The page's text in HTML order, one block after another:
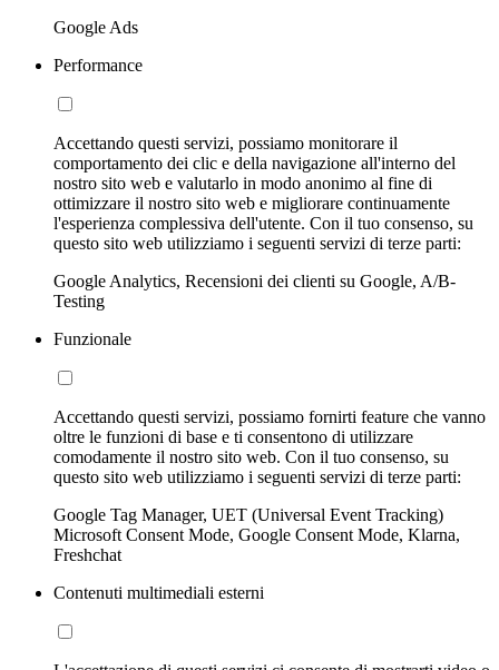
Google Ads
Performance
Accettando questi servizi, possiamo monitorare il
comportamento dei clic e della navigazione all'interno del
nostro sito web e valutarlo in modo anonimo al fine di
ottimizzare il nostro sito web e migliorare continuamente
l'esperienza complessiva dell'utente. Con il tuo consenso, su
questo sito web utilizziamo i seguenti servizi di terze parti:
Google Analytics, Recensioni dei clienti su Google, A/B-
Testing
Funzionale
Accettando questi servizi, possiamo fornirti feature che vanno
oltre le funzioni di base e ti consentono di utilizzare
comodamente il nostro sito web. Con il tuo consenso, su
questo sito web utilizziamo i seguenti servizi di terze parti:
Google Tag Manager, UET (Universal Event Tracking)
Microsoft Consent Mode, Google Consent Mode, Klarna,
Freshchat
Contenuti multimediali esterni